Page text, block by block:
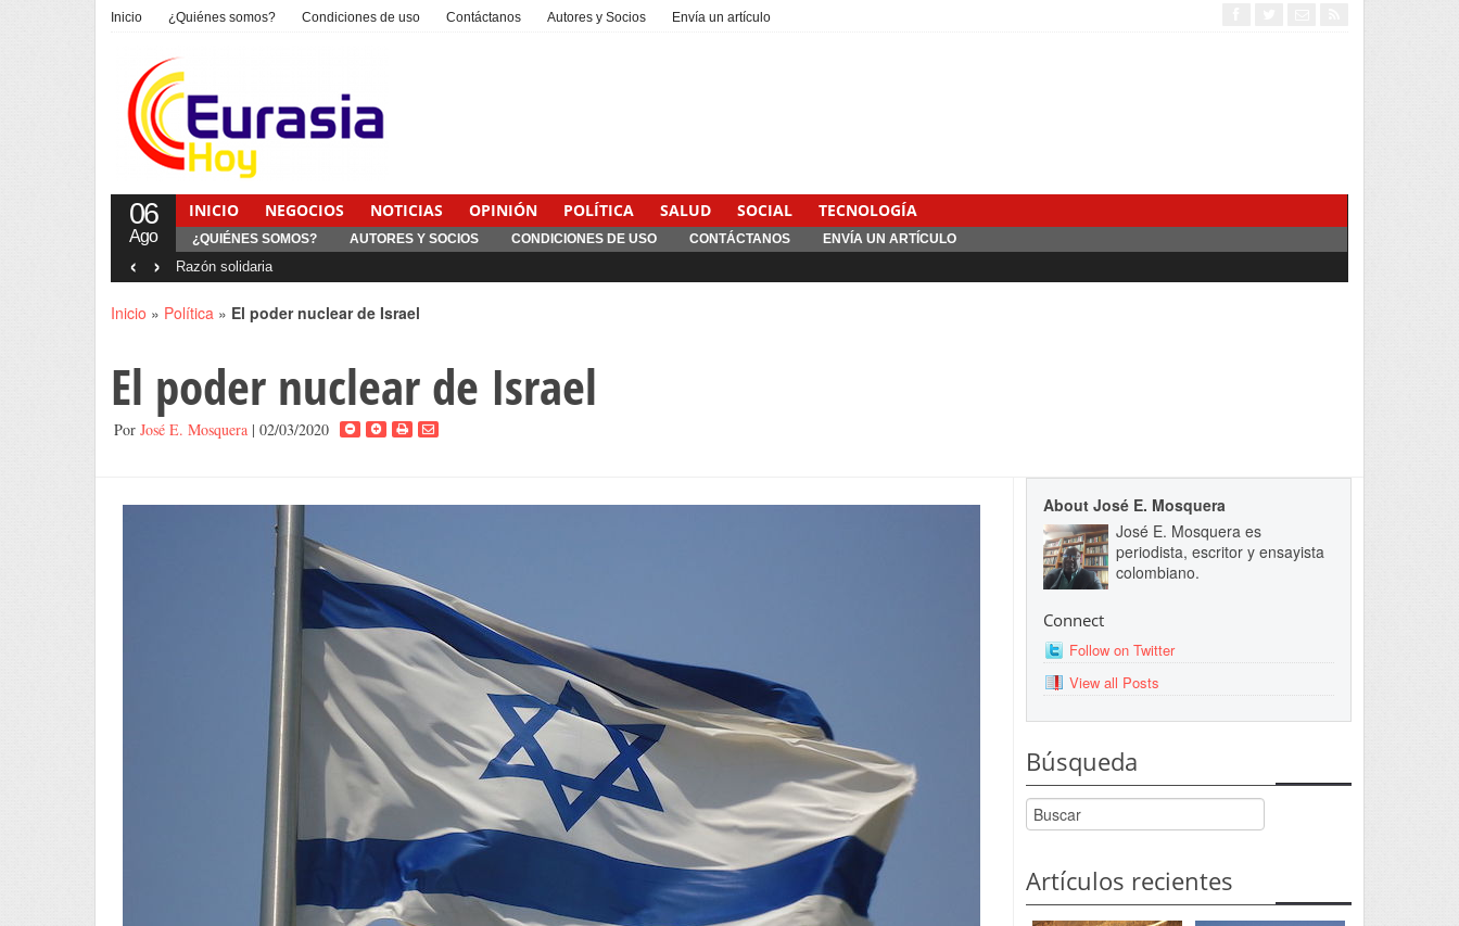
Inicio ¿Quiénes somos? Condiciones de uso Contáctanos Autores y Socios Envía un artículo
06
Ago
INICIO NEGOCIOS NOTICIAS OPINIÓN POLÍTICA SALUD SOCIAL TECNOLOGÍA
¿QUIÉNES SOMOS? AUTORES Y SOCIOS CONDICIONES DE USO CONTÁCTANOS ENVÍA UN ARTÍCULO
Razón solidaria
‹ ›
Inicio » Política » El poder nuclear de Israel
El poder nuclear de Israel
Por José E. Mosquera | 02/03/2020
About José E. Mosquera
José E. Mosquera es
periodista, escritor y ensayista
colombiano.
Connect
Follow on Twitter
View all Posts
Búsqueda
Artículos recientes